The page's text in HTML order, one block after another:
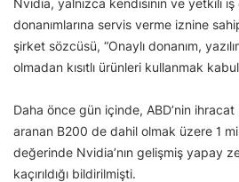
donanımlarına servis verme iznine
şirket sözcüsü, “Onaylı donanım,
olmadan kısıtlı ürünleri kullanmak
Daha önce gün içinde, ABD’nin ihracat
aranan B200 de dahil olmak üzere 1
değerinde Nvidia’nın gelişmiş yapay
kaçırıldığı bildirilmişti.